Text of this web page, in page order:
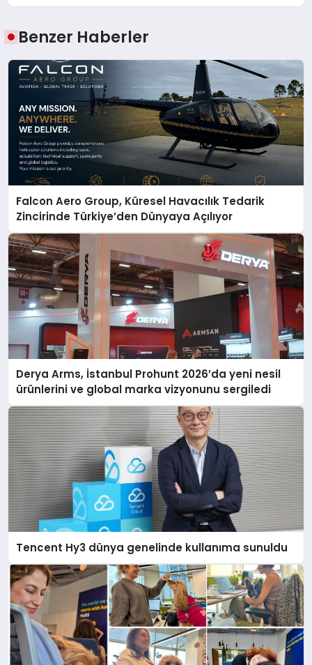
Benzer Haberler
Falcon Aero Group, Küresel Havacılık Tedarik
Zincirinde Türkiye’den Dünyaya Açılıyor
Derya Arms, İstanbul Prohunt 2026’da yeni nesil
ürünlerini ve global marka vizyonunu sergiledi
Tencent Hy3 dünya genelinde kullanıma sunuldu